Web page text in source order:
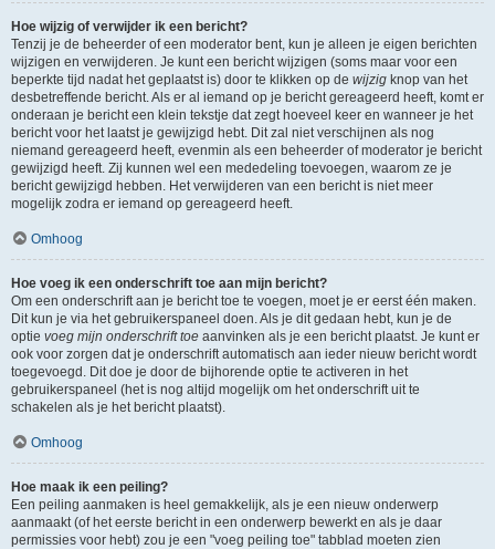
Hoe wijzig of verwijder ik een bericht?
Tenzij je de beheerder of een moderator bent, kun je alleen je eigen berichten
wijzigen en verwijderen. Je kunt een bericht wijzigen (soms maar voor een
beperkte tijd nadat het geplaatst is) door te klikken op de wijzig knop van het
desbetreffende bericht. Als er al iemand op je bericht gereageerd heeft, komt er
onderaan je bericht een klein tekstje dat zegt hoeveel keer en wanneer je het
bericht voor het laatst je gewijzigd hebt. Dit zal niet verschijnen als nog
niemand gereageerd heeft, evenmin als een beheerder of moderator je bericht
gewijzigd heeft. Zij kunnen wel een mededeling toevoegen, waarom ze je
bericht gewijzigd hebben. Het verwijderen van een bericht is niet meer
mogelijk zodra er iemand op gereageerd heeft.
Omhoog
Hoe voeg ik een onderschrift toe aan mijn bericht?
Om een onderschrift aan je bericht toe te voegen, moet je er eerst één maken.
Dit kun je via het gebruikerspaneel doen. Als je dit gedaan hebt, kun je de
optie voeg mijn onderschrift toe aanvinken als je een bericht plaatst. Je kunt er
ook voor zorgen dat je onderschrift automatisch aan ieder nieuw bericht wordt
toegevoegd. Dit doe je door de bijhorende optie te activeren in het
gebruikerspaneel (het is nog altijd mogelijk om het onderschrift uit te
schakelen als je het bericht plaatst).
Omhoog
Hoe maak ik een peiling?
Een peiling aanmaken is heel gemakkelijk, als je een nieuw onderwerp
aanmaakt (of het eerste bericht in een onderwerp bewerkt en als je daar
permissies voor hebt) zou je een "voeg peiling toe" tabblad moeten zien